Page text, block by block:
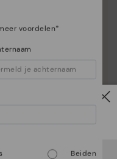
bent maar je probeert
voordelen*
Beiden